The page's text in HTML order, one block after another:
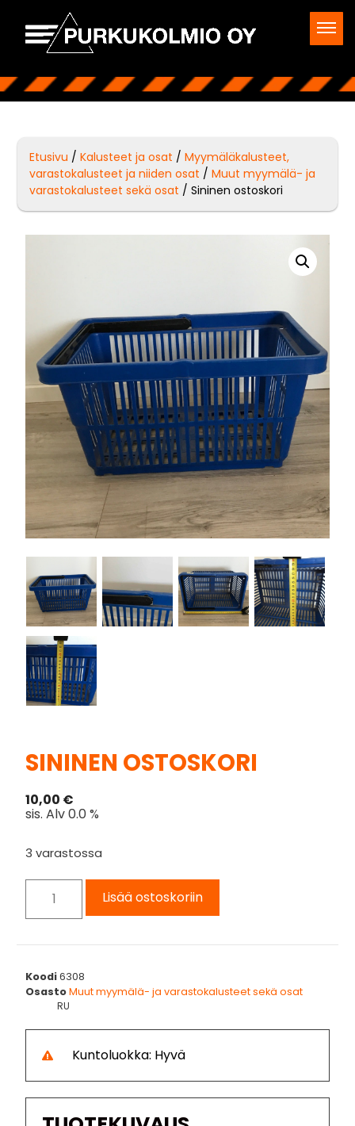
Etusivu /Kalusteet ja osat /Myymäläkalusteet,
varastokalusteet ja niiden osat /Muut myymälä- ja
varastokalusteet sekä osat / Sininen ostoskori
SININEN OSTOSKORI
10,00 €
sis. Alv 0.0 %
3 varastossa
Lisää ostoskoriin
Koodi6308
OsastoMuut myymälä- ja varastokalusteet sekä osat
RU
Kuntoluokka: Hyvä